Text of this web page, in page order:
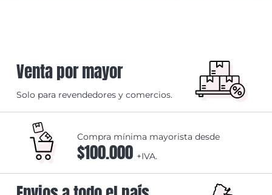
Venta por mayor
Solo para revendedores y comercios.
Compra mínima mayorista desde
$100.000 +IVA.